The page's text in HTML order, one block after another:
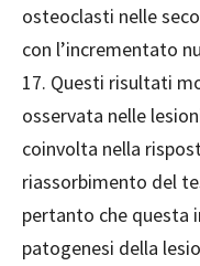
osteoclasti nelle
con l’incrementato
17. Questi risultati
osservata nelle
coinvolta nella
riassorbimento del
pertanto che questa
patogenesi della